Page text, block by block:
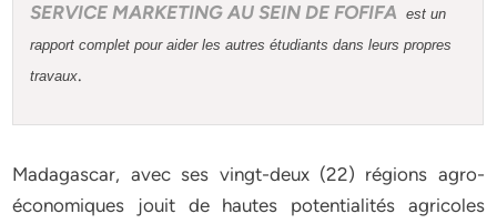
SERVICE MARKETING AU SEIN DE FOFIFAest un
rapport complet pour aider les autres étudiants dans leurs propres
travaux.
Madagascar, avec ses vingt-deux (22) régions agro-
économiques jouit de hautes potentialités agricoles